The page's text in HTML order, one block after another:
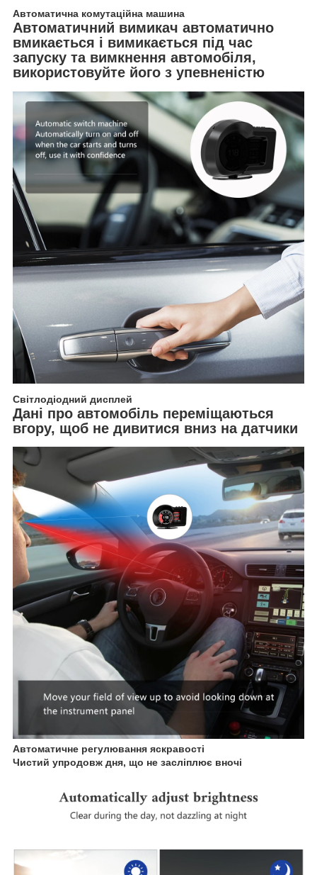
Автоматична комутаційна машина
Автоматичний вимикач автоматично
вмикається і вимикається під час
запуску та вимкнення автомобіля,
використовуйте його з упевненістю
Світлодіодний дисплей
Дані про автомобіль переміщаються
вгору, щоб не дивитися вниз на датчики
Автоматичне регулювання яскравості
Чистий упродовж дня, що не засліплює вночі